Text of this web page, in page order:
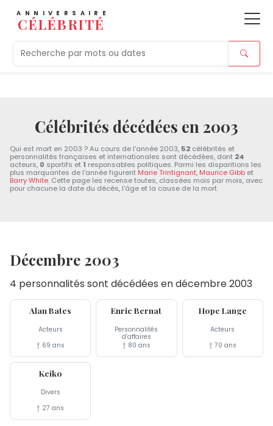
ANNIVERSAIRE
CÉLÉBRITÉ
Aujourd'hui Tendances Morts
Célébrités décédées en 2003
Qui est mort en 2003 ? Au cours de l'année 2003, 52 célébrités et
personnalités françaises et internationales sont décédées, dont 24
acteurs, 0 sportifs et 1 responsables politiques. Parmi les disparitions les
plus marquantes de l'année figurentMarie Trintignant, Maurice Gibb et
Barry White. Cette page les recense toutes, classées mois par mois, avec
pour chacune la date du décès, l'âge et la cause de la mort.
Décembre 2003
4 personnalités sont décédées en décembre 2003
27 déc
Alan Bates
Acteurs
† 69 ans
Enric Bernat
Personnalités
d’affaires
† 80 ans
Hope Lange
Acteurs
† 70 ans
12 déc
Keiko
Divers
† 27 ans